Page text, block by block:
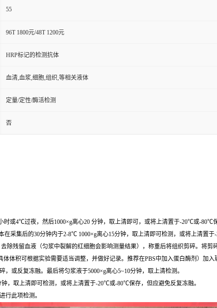
55
96T 1800元/48T 1200元
HRP标记的检测抗体
血清,血浆,细胞,组织,等相关液体
定量/定性/酶活检测
否
或4℃过夜，然后1000×g离心20 分钟，取上清即可，或将上清置于-20℃或-80℃
采集后的30分钟内于2-8℃ 1000×g离心15分钟，取上清即可检测，或将上清置
除残留血液（匀浆中裂解的红细胞会影响测量结果），称重后将组织剪碎。将剪
体积可根据实验需要适当调整，并做好记录。推荐在PBS中加入蛋白酶剂）加入
或反复冻融。最后将匀浆液于5000×g离心5~10分钟，取上清检测。
，取上清即可检测，或将上清置于-20℃或-80℃保存，但应避免反复冻融。
行此项检测。